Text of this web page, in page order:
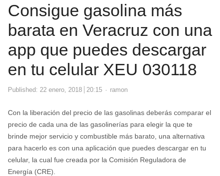
Consigue gasolina más
barata en Veracruz con una
app que puedes descargar
en tu celular XEU 030118
Published: 22 enero, 2018 20:15 Author
ramon
Con la liberación del precio de las gasolinas deberás comparar el
precio de cada una de las gasolinerías para elegir la que te
brinde mejor servicio y combustible más barato, una alternativa
para hacerlo es con una aplicación que puedes descargar en tu
celular, la cual fue creada por la Comisión Reguladora de
Energía (CRE).